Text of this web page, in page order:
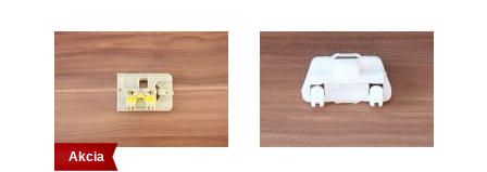
Akcia